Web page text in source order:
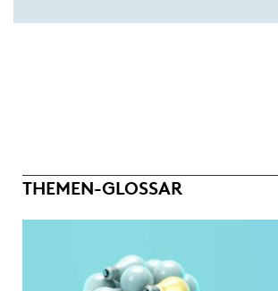
THEMEN-GLOSSAR